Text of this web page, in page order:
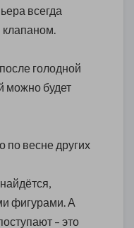
всегда
голодной
можно будет
по весне других
фигурами. А
– это